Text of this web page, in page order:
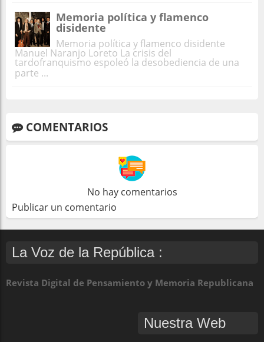
Memoria política y flamenco
disidente
Memoria política y flamenco disidente
Manuel Naranjo Loreto La crisis del
tardofranquismo espoleó la desobediencia de una
parte ...
COMENTARIOS
No hay comentarios
Publicar un comentario
La Voz de la República :
Revista Digital de Pensamiento y Memoria Republicana
Nuestra Web